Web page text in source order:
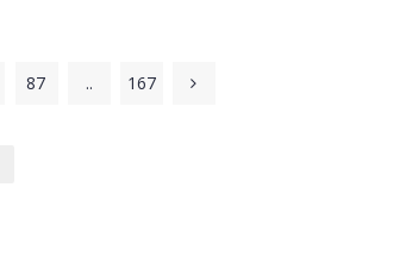
87 .. 167